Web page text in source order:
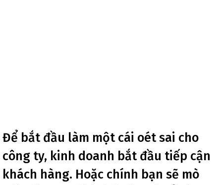
Để bắt đầu làm một cái oét sai cho
công ty, kinh doanh bắt đầu tiếp cận
khách hàng. Hoặc chính bạn sẽ mò